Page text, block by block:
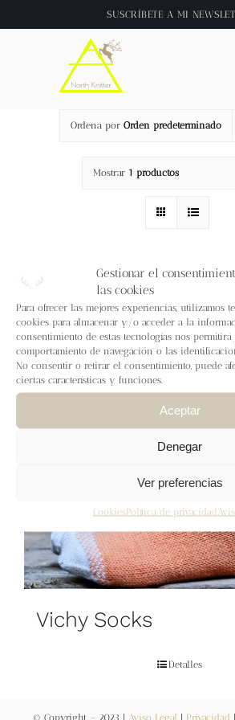
Gestionar el
las cookies
Para ofrecer las mejores experiencias, utilizamos
cookies para almacenar y/o acceder a la
consentimiento de estas tecnologías nos permitirá
comportamiento de navegación o las
No consentir o retirar el consentimiento, puede
ciertas características y funciones.
Aceptar
Denegar
Ver preferencias
CookiesPolítica de privacidad
al
SUSCRÍBETE A MI
Inicio
About
Tienda
Clase online
Videos
Blog
Contacto
Carrito
Mi cuenta
Ordena por Orden predeterminado
Mostrar 1 productos
Vichy Socks
Detalles
© Copyright – 2023 | Aviso Legal Privacidad